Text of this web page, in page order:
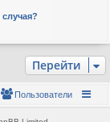
Перейти
Пользователи